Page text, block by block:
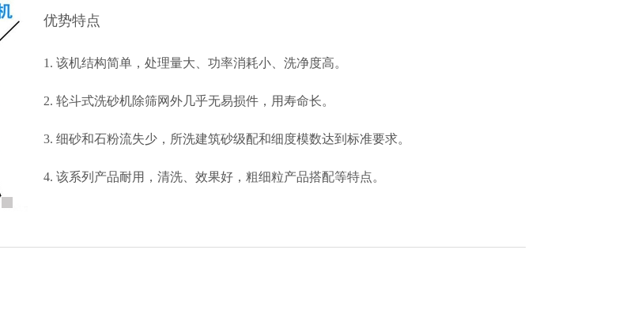
优势特点
1. 该机结构简单，处理量大、功率消耗小、洗净度高。
2. 轮斗式洗砂机除筛网外几乎无易损件，用寿命长。
3. 细砂和石粉流失少，所洗建筑砂级配和细度模数达到标准要求。
4. 该系列产品耐用，清洗、效果好，粗细粒产品搭配等特点。